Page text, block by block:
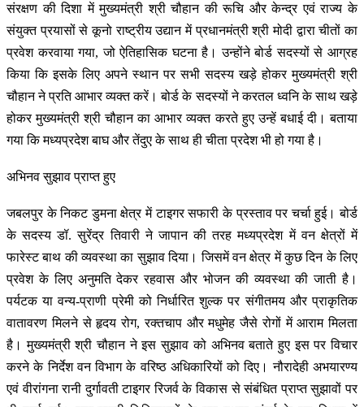
संरक्षण की दिशा में मुख्यमंत्री श्री चौहान की रूचि और केन्द्र एवं राज्य के
संयुक्त प्रयासों से कूनो राष्ट्रीय उद्यान में प्रधानमंत्री श्री मोदी द्वारा चीतों का
प्रवेश करवाया गया, जो ऐतिहासिक घटना है। उन्होंने बोर्ड सदस्यों से आग्रह
किया कि इसके लिए अपने स्थान पर सभी सदस्य खड़े होकर मुख्यमंत्री श्री
चौहान ने प्रति आभार व्यक्त करें। बोर्ड के सदस्यों ने करतल ध्वनि के साथ खड़े
होकर मुख्यमंत्री श्री चौहान का आभार व्यक्त करते हुए उन्हें बधाई दी। बताया
गया कि मध्यप्रदेश बाघ और तेंदुए के साथ ही चीता प्रदेश भी हो गया है।
अभिनव सुझाव प्राप्त हुए
जबलपुर के निकट डुमना क्षेत्र में टाइगर सफारी के प्रस्ताव पर चर्चा हुई। बोर्ड
के सदस्य डॉ. सुरेंद्र तिवारी ने जापान की तरह मध्यप्रदेश में वन क्षेत्रों में
फारेस्ट बाथ की व्यवस्था का सुझाव दिया। जिसमें वन क्षेत्र में कुछ दिन के लिए
प्रवेश के लिए अनुमति देकर रहवास और भोजन की व्यवस्था की जाती है।
पर्यटक या वन्य-प्राणी प्रेमी को निर्धारित शुल्क पर संगीतमय और प्राकृतिक
वातावरण मिलने से हृदय रोग, रक्तचाप और मधुमेह जैसे रोगों में आराम मिलता
है। मुख्यमंत्री श्री चौहान ने इस सुझाव को अभिनव बताते हुए इस पर विचार
करने के निर्देश वन विभाग के वरिष्ठ अधिकारियों को दिए। नौरादेही अभयारण्य
एवं वीरांगना रानी दुर्गावती टाइगर रिजर्व के विकास से संबंधित प्राप्त सुझावों पर